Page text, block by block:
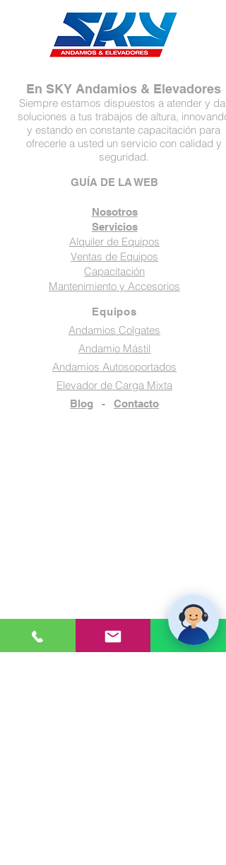
En SKY Andamios & Elevadores
Siempre estamos dispuestos a atender y dar
soluciones a tus trabajos de altura, innovando
y estando en constante capacitación para
ofrecerle a usted un servicio con calidad y
seguridad.
GUÍA DE LA WEB
Nosotros
Servicios
Alquiler de Equipos
Ventas de Equipos
Capacitación
Mantenimiento y Accesorios
Equipos
Andamios Colgates
Andamio Mástil
Andamios Autosoportados
Elevador de Carga Mixta
Blog - Contacto